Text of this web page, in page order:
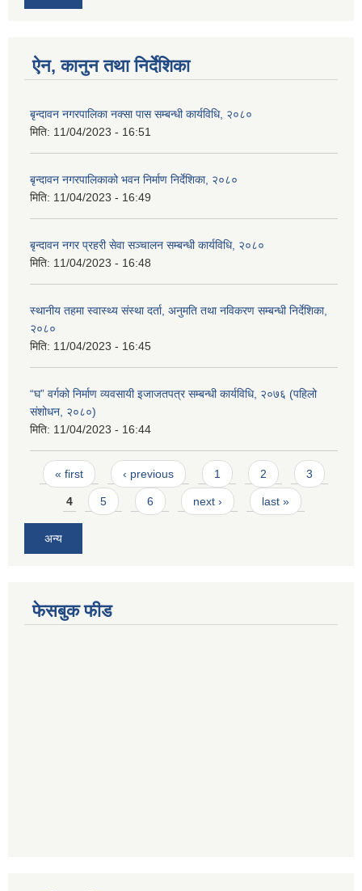
ऐन, कानुन तथा निर्देशिका
बृन्दावन नगरपालिका नक्सा पास सम्बन्धी कार्यविधि, २०८०
मिति: 11/04/2023 - 16:51
बृन्दावन नगरपालिकाको भवन निर्माण निर्देशिका, २०८०
मिति: 11/04/2023 - 16:49
बृन्दावन नगर प्रहरी सेवा सञ्चालन सम्बन्धी कार्यविधि, २०८०
मिति: 11/04/2023 - 16:48
स्थानीय तहमा स्वास्थ्य संस्था दर्ता, अनुमति तथा नविकरण सम्बन्धी निर्देशिका,
२०८०
मिति: 11/04/2023 - 16:45
“घ” वर्गको निर्माण व्यवसायी इजाजतपत्र सम्बन्धी कार्यविधि, २०७६ (पहिलो
संशोधन, २०८०)
मिति: 11/04/2023 - 16:44
Pages
« first ‹ previous 1 2 3
4 5 6 next › last »
अन्य
फेसबुक फीड